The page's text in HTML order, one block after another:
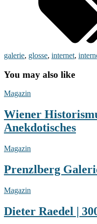
galerie, glosse, internet,
You may also like
Wiener
Gustav
Klimt
–
Magazin
Wiener
Anekdotisches
Prenzlberg
–
Besucher
Magazin
Prenzlberg
Dieter
|
3000
Magazin
Dieter Raedel |